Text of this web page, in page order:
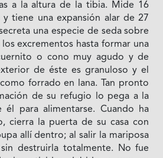
a la altura de la tibia. Mide 16
tiene una expansión alar de 27
una especie de seda sobre
excrementos hasta formar una
o cono muy agudo y de
de éste es granuloso y el
forrado en lana. Tan pronto
de su refugio lo pega a la
para alimentarse. Cuando ha
cierra la puerta de su casa con
allí dentro; al salir la mariposa
destruirla totalmente. No fue